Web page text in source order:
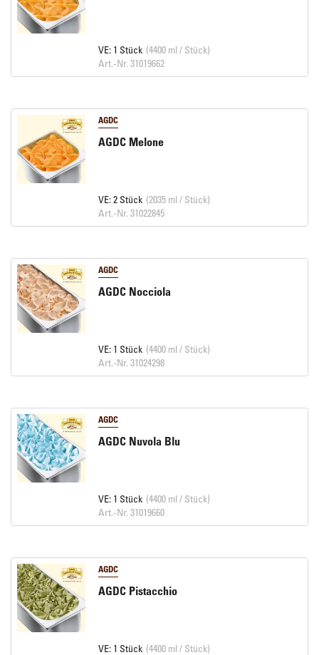
VE: 1 Stück (4400 ml / Stück)
Art.-Nr. 31019662
AGDC
AGDC Melone
VE: 2 Stück (2035 ml / Stück)
Art.-Nr. 31022845
AGDC
AGDC Nocciola
VE: 1 Stück (4400 ml / Stück)
Art.-Nr. 31024298
AGDC
AGDC Nuvola Blu
VE: 1 Stück (4400 ml / Stück)
Art.-Nr. 31019660
AGDC
AGDC Pistacchio
VE: 1 Stück (4400 ml / Stück)